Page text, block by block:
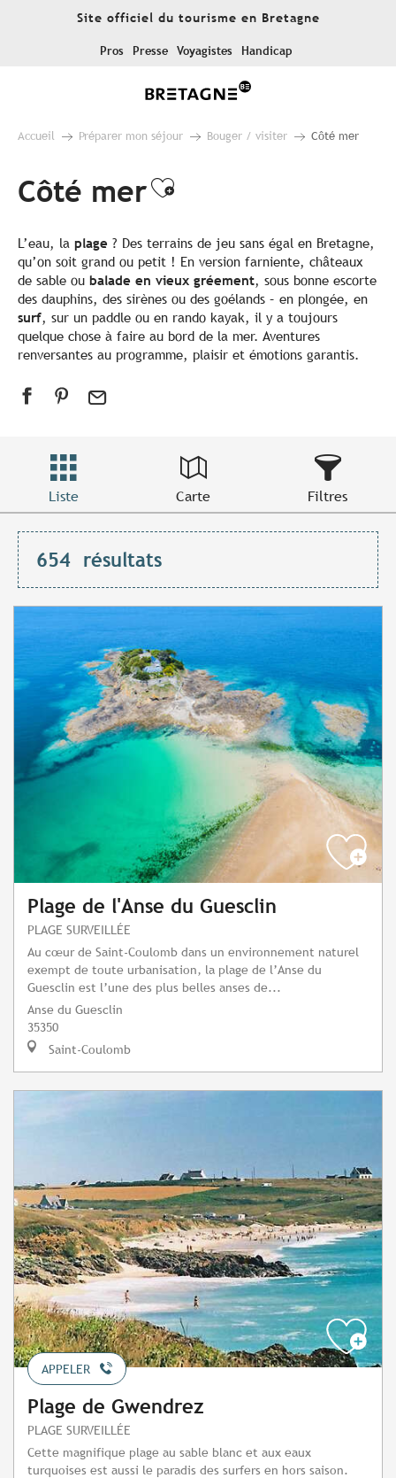
Site officiel du tourisme en Bretagne
Pros Presse Voyagistes Handicap
Accueil Préparer mon séjour Bouger / visiter Côté mer
Côté merAjouter aux
L’eau, la plage ? Des terrains de jeu sans égal en Bretagne,
qu’on soit grand ou petit ! En version farniente, châteaux
de sable ou balade en vieux gréement, sous bonne escorte
des dauphins, des sirènes ou des goélands – en plongée, en
surf, sur un paddle ou en rando kayak, il y a toujours
quelque chose à faire au bord de la mer. Aventures
renversantes au programme, plaisir et émotions garantis.
Liste Carte Filtres
654 résultats
Plage de l'Anse du Guesclin
PLAGE SURVEILLÉE
Au cœur de Saint-Coulomb dans un environnement naturel
exempt de toute urbanisation, la plage de l’Anse du
Guesclin est l’une des plus belles anses de...
Anse du Guesclin
35350
Saint-Coulomb
APPELER
Plage de Gwendrez
PLAGE SURVEILLÉE
Cette magnifique plage au sable blanc et aux eaux
turquoises est aussi le paradis des surfers en hors saison.